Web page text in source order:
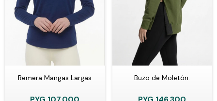
Remera Mangas Largas Buzo de Moletón.